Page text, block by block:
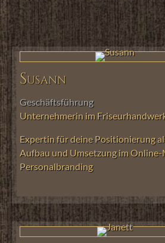
Susann
Geschäftsführung
Unternehmerin im
Expertin für deine Positionierung
Aufbau und Umsetzung im
Personalbranding